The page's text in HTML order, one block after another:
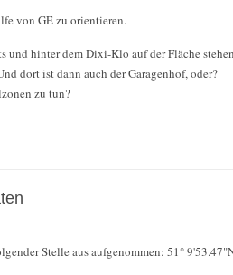
von GE zu orientieren.
und hinter dem Dixi-Klo auf der Fläche
dort ist dann auch der Garagenhof, oder?
zu tun?
Stelle aus aufgenommen: 51°